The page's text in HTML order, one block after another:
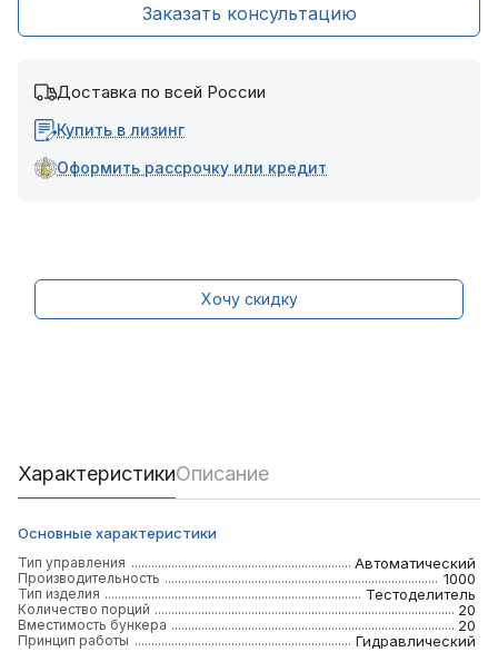
Заказать консультацию
Доставка по всей России
Купить в лизинг
Оформить рассрочку или кредит
Хочу скидку
ХарактеристикиОписание
Основные характеристики
Тип управления Автоматический
Производительность 1000
Тип изделия Тестоделитель
Количество порций 20
Вместимость бункера 20
Принцип работы Гидравлический